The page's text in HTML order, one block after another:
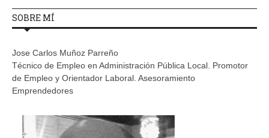
SOBRE MÍ
Jose Carlos Muñoz Parreño
Técnico de Empleo en Administración Pública Local. Promotor
de Empleo y Orientador Laboral. Asesoramiento
Emprendedores